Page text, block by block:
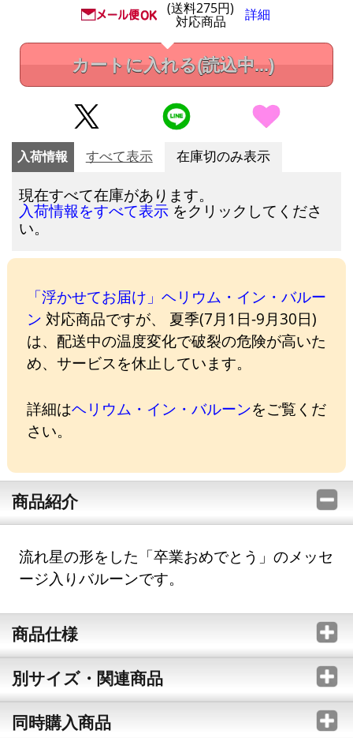
(送料275円)
対応商品 詳細
カートに入れる(読込中...)
入荷情報 すべて表示 在庫切のみ表示
現在すべて在庫があります。
入荷情報をすべて表示 をクリックしてくださ
い。
「浮かせてお届け」ヘリウム・イン・バルー
ン 対応商品ですが、 夏季(7月1日-9月30日)
は、配送中の温度変化で破裂の危険が高いた
め、サービスを休止しています。
詳細はヘリウム・イン・バルーンをご覧くだ
さい。
商品紹介
流れ星の形をした「卒業おめでとう」のメッセ
ージ入りバルーンです。
商品仕様
別サイズ・関連商品
同時購入商品